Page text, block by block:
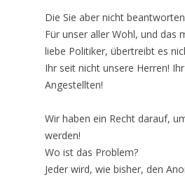
Die Sie aber nicht
Für unser aller Wohl, und das
liebe Politiker, übertreibt es
Ihr seit nicht unsere Herren!
Angestellten!
Wir haben ein Recht darauf,
werden!
Wo ist das Problem?
Jeder wird, wie bisher, den